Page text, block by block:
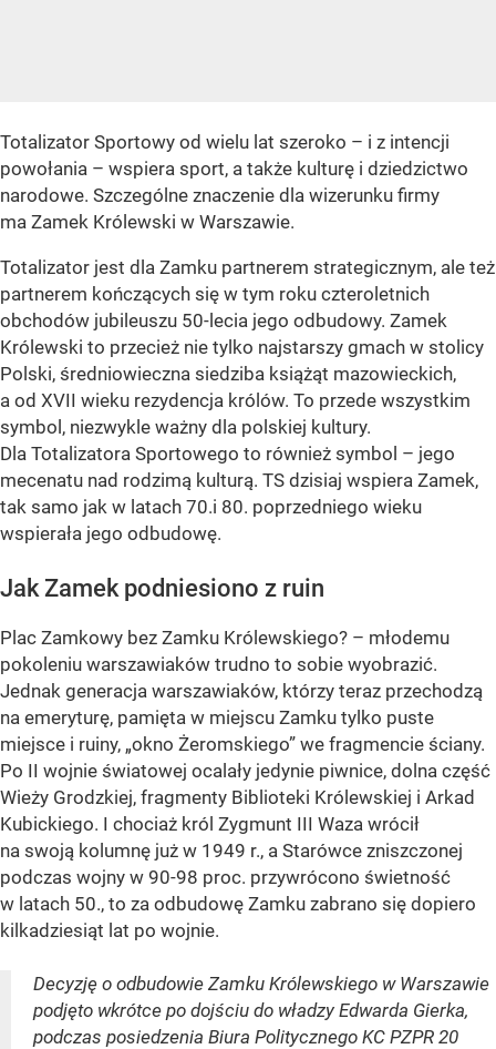
Totalizator Sportowy od wielu lat szeroko – i z intencji
powołania – wspiera sport, a także kulturę i dziedzictwo
narodowe. Szczególne znaczenie dla wizerunku firmy
ma Zamek Królewski w Warszawie.
Totalizator jest dla Zamku partnerem strategicznym, ale też
partnerem kończących się w tym roku czteroletnich
obchodów jubileuszu 50-lecia jego odbudowy. Zamek
Królewski to przecież nie tylko najstarszy gmach w stolicy
Polski, średniowieczna siedziba książąt mazowieckich,
a od XVII wieku rezydencja królów. To przede wszystkim
symbol, niezwykle ważny dla polskiej kultury.
Dla Totalizatora Sportowego to również symbol – jego
mecenatu nad rodzimą kulturą. TS dzisiaj wspiera Zamek,
tak samo jak w latach 70.i 80. poprzedniego wieku
wspierała jego odbudowę.
Jak Zamek podniesiono z ruin
Plac Zamkowy bez Zamku Królewskiego? – młodemu
pokoleniu warszawiaków trudno to sobie wyobrazić.
Jednak generacja warszawiaków, którzy teraz przechodzą
na emeryturę, pamięta w miejscu Zamku tylko puste
miejsce i ruiny, „okno Żeromskiego” we fragmencie ściany.
Po II wojnie światowej ocalały jedynie piwnice, dolna część
Wieży Grodzkiej, fragmenty Biblioteki Królewskiej i Arkad
Kubickiego. I chociaż król Zygmunt III Waza wrócił
na swoją kolumnę już w 1949 r., a Starówce zniszczonej
podczas wojny w 90-98 proc. przywrócono świetność
w latach 50., to za odbudowę Zamku zabrano się dopiero
kilkadziesiąt lat po wojnie.
Decyzję o odbudowie Zamku Królewskiego w Warszawie
podjęto wkrótce po dojściu do władzy Edwarda Gierka,
podczas posiedzenia Biura Politycznego KC PZPR 20